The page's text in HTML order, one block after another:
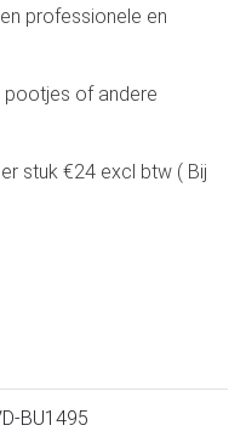
professionele en
pootjes of andere
stuk €24 excl btw ( Bij
BU1495